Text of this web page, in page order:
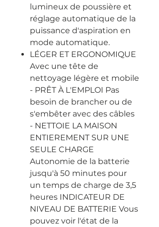
lumineux de poussière et
réglage automatique de la
puissance d'aspiration en
mode automatique.
LÉGER ET ERGONOMIQUE
Avec une tête de
nettoyage légère et mobile
- PRÊT À L'EMPLOI Pas
besoin de brancher ou de
s'embêter avec des câbles
- NETTOIE LA MAISON
ENTIEREMENT SUR UNE
SEULE CHARGE
Autonomie de la batterie
jusqu'à 50 minutes pour
un temps de charge de 3,5
heures INDICATEUR DE
NIVEAU DE BATTERIE Vous
pouvez voir l'état de la